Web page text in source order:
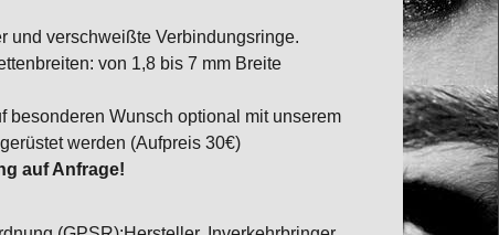
und verschweißte Verbindungsringe.
von 1,8 bis 7 mm Breite
besonderen Wunsch optional mit unserem
werden (Aufpreis 30€)
auf Anfrage!